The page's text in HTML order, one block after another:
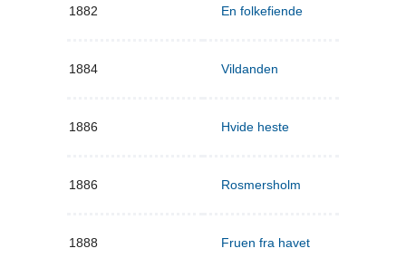
1882 En folkefiende
1884 Vildanden
1886 Hvide heste
1886 Rosmersholm
1888 Fruen fra havet